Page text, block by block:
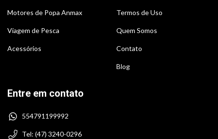
Motores de Popa Anmax
Viagem de Pesca
Acessórios
Termos de Uso
Quem Somos
Contato
Blog
Entre em contato
554791199992
Tel: (47) 3240-0296